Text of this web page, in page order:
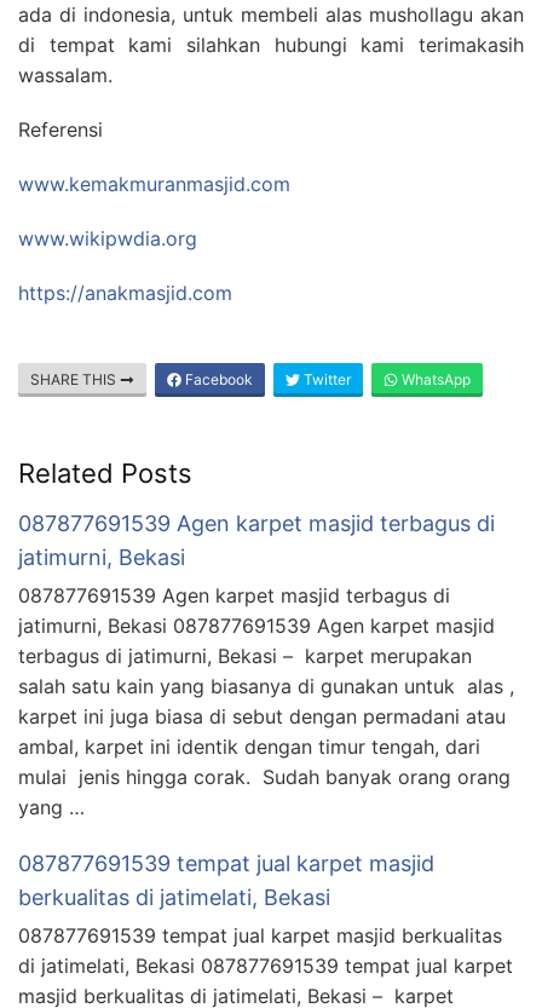
ada di indonesia, untuk membeli alas mushollagu akan
di tempat kami silahkan hubungi kami terimakasih
wassalam.
Referensi
www.kemakmuranmasjid.com
www.wikipwdia.org
https://anakmasjid.com
SHARE THIS Facebook Twitter WhatsApp
Related Posts
087877691539 Agen karpet masjid terbagus di
jatimurni, Bekasi
087877691539 Agen karpet masjid terbagus di
jatimurni, Bekasi 087877691539 Agen karpet masjid
terbagus di jatimurni, Bekasi – karpet merupakan
salah satu kain yang biasanya di gunakan untuk alas ,
karpet ini juga biasa di sebut dengan permadani atau
ambal, karpet ini identik dengan timur tengah, dari
mulai jenis hingga corak. Sudah banyak orang orang
yang …
087877691539 tempat jual karpet masjid
berkualitas di jatimelati, Bekasi
087877691539 tempat jual karpet masjid berkualitas
di jatimelati, Bekasi 087877691539 tempat jual karpet
masjid berkualitas di jatimelati, Bekasi – karpet